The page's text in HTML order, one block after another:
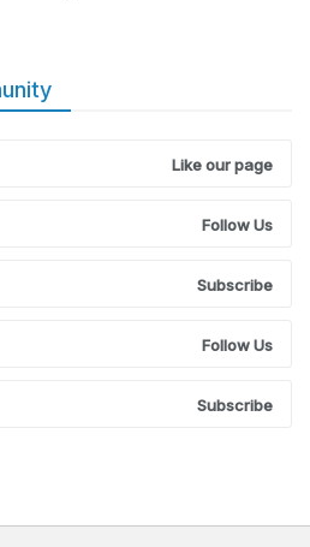
Like our page
Follow Us
Subscribe
Follow Us
Subscribe